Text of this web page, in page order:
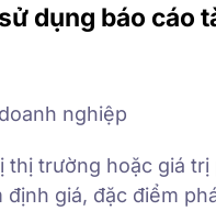
dụng báo cáo
doanh nghiệp
thị trường hoặc giá
giá, đặc điểm